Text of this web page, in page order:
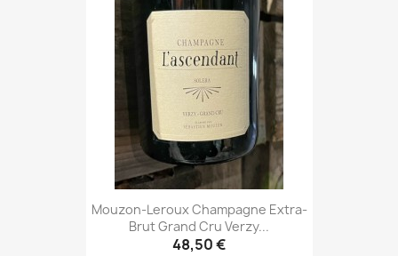
Mouzon-Leroux Champagne Extra-
Brut Grand Cru Verzy...
48,50 €